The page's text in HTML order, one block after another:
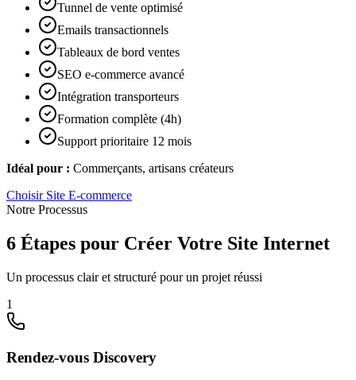
Tunnel de vente optimisé
Emails transactionnels
Tableaux de bord ventes
SEO e-commerce avancé
Intégration transporteurs
Formation complète (4h)
Support prioritaire 12 mois
Idéal pour : Commerçants, artisans créateurs
Choisir Site E-commerce
Notre Processus
6 Étapes pour Créer Votre Site Internet
Un processus clair et structuré pour un projet réussi
1
Rendez-vous Discovery